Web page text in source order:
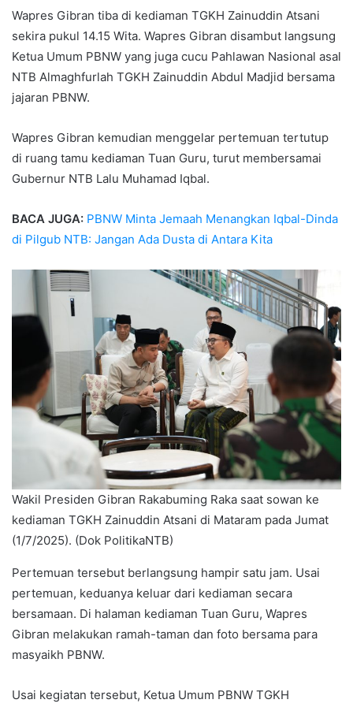
Wapres Gibran tiba di kediaman TGKH Zainuddin Atsani
sekira pukul 14.15 Wita. Wapres Gibran disambut langsung
Ketua Umum PBNW yang juga cucu Pahlawan Nasional asal
NTB Almaghfurlah TGKH Zainuddin Abdul Madjid bersama
jajaran PBNW.
Wapres Gibran kemudian menggelar pertemuan tertutup
di ruang tamu kediaman Tuan Guru, turut membersamai
Gubernur NTB Lalu Muhamad Iqbal.
BACA JUGA: PBNW Minta Jemaah Menangkan Iqbal-Dinda
di Pilgub NTB: Jangan Ada Dusta di Antara Kita
Wakil Presiden Gibran Rakabuming Raka saat sowan ke
kediaman TGKH Zainuddin Atsani di Mataram pada Jumat
(1/7/2025). (Dok PolitikaNTB)
Pertemuan tersebut berlangsung hampir satu jam. Usai
pertemuan, keduanya keluar dari kediaman secara
bersamaan. Di halaman kediaman Tuan Guru, Wapres
Gibran melakukan ramah-taman dan foto bersama para
masyaikh PBNW.
Usai kegiatan tersebut, Ketua Umum PBNW TGKH